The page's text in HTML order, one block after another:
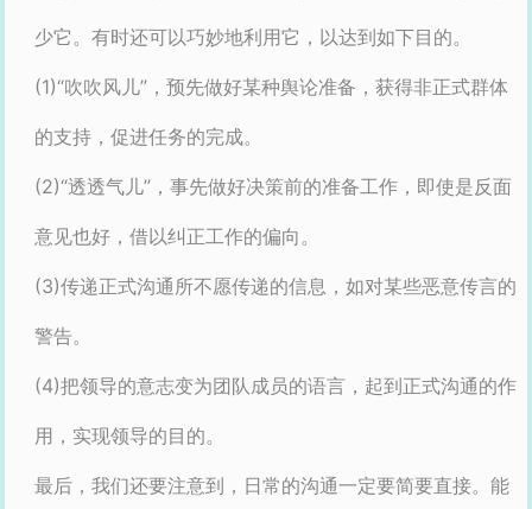
少它。有时还可以巧妙地利用它，以达到如下目的。
(1)“吹吹风儿”，预先做好某种舆论准备，获得非正式群体
的支持，促进任务的完成。
(2)“透透气儿”，事先做好决策前的准备工作，即使是反面
意见也好，借以纠正工作的偏向。
(3)传递正式沟通所不愿传递的信息，如对某些恶意传言的
警告。
(4)把领导的意志变为团队成员的语言，起到正式沟通的作
用，实现领导的目的。
最后，我们还要注意到，日常的沟通一定要简要直接。能